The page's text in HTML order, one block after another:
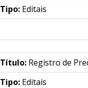
Tipo:Editais
Título:Registro de
Tipo:Editais